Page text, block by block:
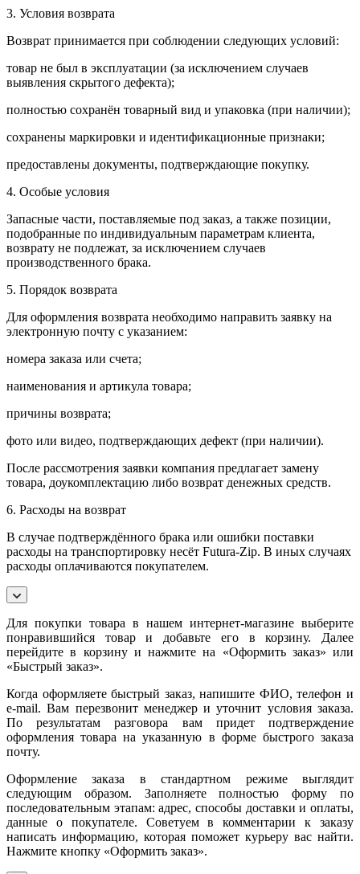
3. Условия возврата
Возврат принимается при соблюдении следующих условий:
товар не был в эксплуатации (за исключением случаев
выявления скрытого дефекта);
полностью сохранён товарный вид и упаковка (при наличии);
сохранены маркировки и идентификационные признаки;
предоставлены документы, подтверждающие покупку.
4. Особые условия
Запасные части, поставляемые под заказ, а также позиции,
подобранные по индивидуальным параметрам клиента,
возврату не подлежат, за исключением случаев
производственного брака.
5. Порядок возврата
Для оформления возврата необходимо направить заявку на
электронную почту с указанием:
номера заказа или счета;
наименования и артикула товара;
причины возврата;
фото или видео, подтверждающих дефект (при наличии).
После рассмотрения заявки компания предлагает замену
товара, доукомплектацию либо возврат денежных средств.
6. Расходы на возврат
В случае подтверждённого брака или ошибки поставки
расходы на транспортировку несёт Futura-Zip. В иных случаях
расходы оплачиваются покупателем.
Для покупки товара в нашем интернет-магазине выберите
понравившийся товар и добавьте его в корзину. Далее
перейдите в корзину и нажмите на «Оформить заказ» или
«Быстрый заказ».
Когда оформляете быстрый заказ, напишите ФИО, телефон и
e-mail. Вам перезвонит менеджер и уточнит условия заказа.
По результатам разговора вам придет подтверждение
оформления товара на указанную в форме быстрого заказа
почту.
Оформление заказа в стандартном режиме выглядит
следующим образом. Заполняете полностью форму по
последовательным этапам: адрес, способы доставки и оплаты,
данные о покупателе. Советуем в комментарии к заказу
написать информацию, которая поможет курьеру вас найти.
Нажмите кнопку «Оформить заказ».